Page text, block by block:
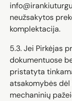
neužsakytos
komplektacija.
5.3. Jei Pirkėjas
dokumentuose
pristatyta
atsakomybės
mechaninių